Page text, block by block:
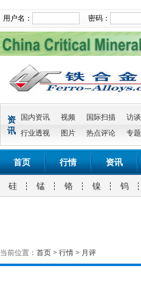
用户名： 密码：
资
讯
国内资讯 视频 国际扫描
访谈
行业透视
图片 热点评论 专题
首页 行情 资讯
硅 锰 铬 镍 钨
当前位置： 首页 > 行情 > 月评